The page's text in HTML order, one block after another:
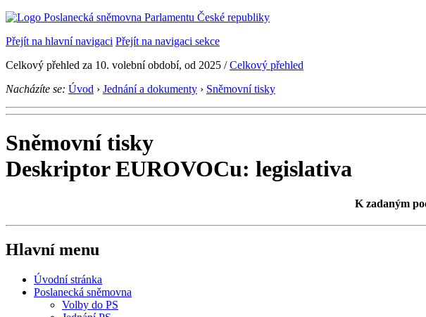
Přejít na hlavní navigaci Přejít na navigaci sekce
Celkový přehled za 10. volební období, od 2025 /Celkový přehled
Nacházíte se: Úvod › Jednání a dokumenty › Sněmovní tisky
Sněmovní tisky
Deskriptor EUROVOCu: legislativa
K zadaným
Hlavní menu
Úvodní stránka
Poslanecká sněmovna
Volby do PS